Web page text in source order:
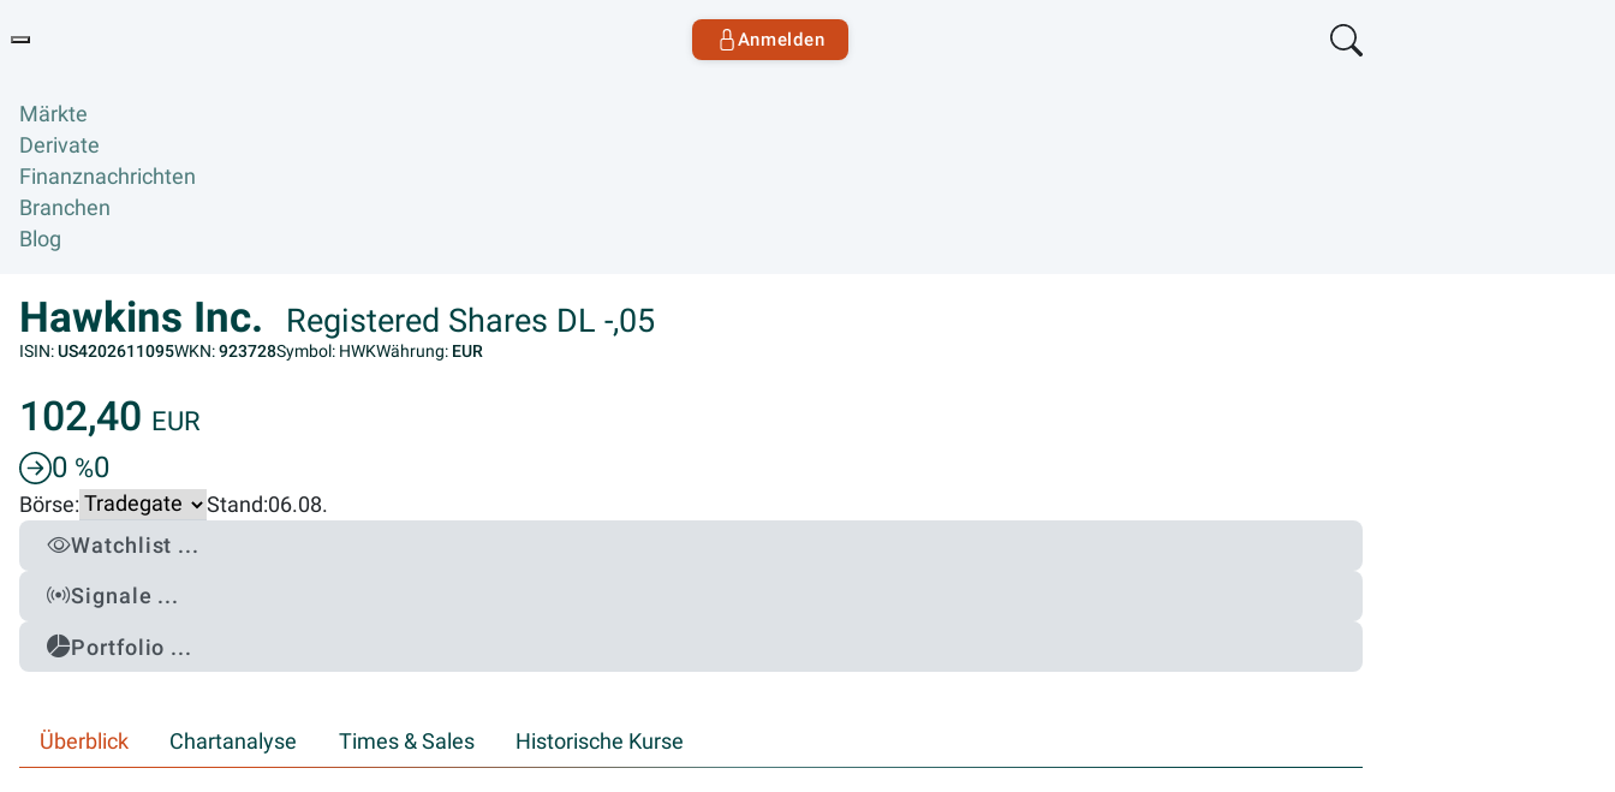
Anmelden
Märkte
Derivate
Finanznachrichten
Branchen
Blog
Hawkins Inc. Registered Shares DL -,05
ISIN:US4202611095WKN:923728Symbol: HWKWährung: EUR
102,40 EUR
0 %0
Börse: Stand:06.08.
Watchlist ...
Signale ...
Portfolio ...
Überblick Chartanalyse Times & Sales Historische Kurse